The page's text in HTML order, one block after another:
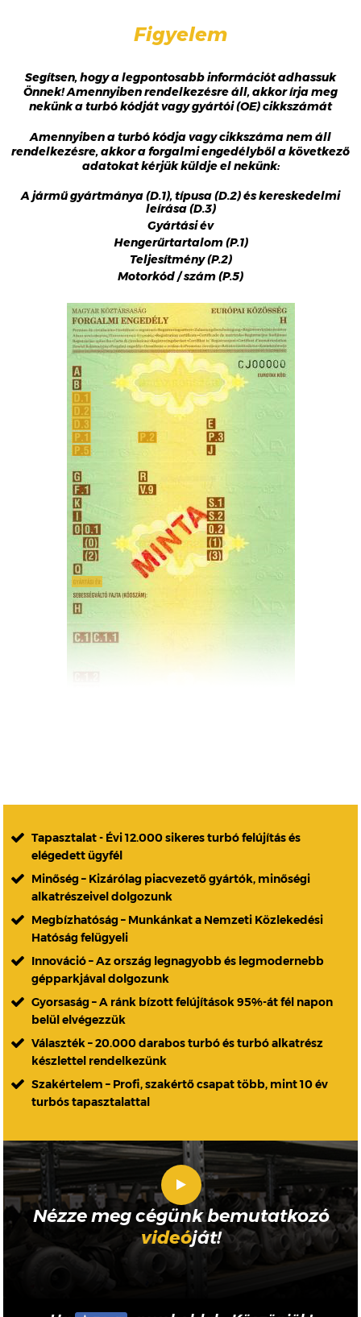
Figyelem
Segítsen, hogy a legpontosabb információt adhassuk
Önnek! Amennyiben rendelkezésre áll, akkor írja meg
nekünk a turbó kódját vagy gyártói (OE) cikkszámát
Amennyiben a turbó kódja vagy cikkszáma nem áll
rendelkezésre, akkor a forgalmi engedélyből a következő
adatokat kérjük küldje el nekünk:
A jármű gyártmánya (D.1), típusa (D.2) és kereskedelmi
leírása (D.3)
Gyártási év
Hengerűrtartalom (P.1)
Teljesítmény (P.2)
Motorkód / szám (P.5)
Tapasztalat - Évi 12.000 sikeres turbó felújítás és
elégedett ügyfél
Minőség – Kizárólag piacvezető gyártók, minőségi
alkatrészeivel dolgozunk
Megbízhatóság – Munkánkat a Nemzeti Közlekedési
Hatóság felügyeli
Innováció – Az ország legnagyobb és legmodernebb
gépparkjával dolgozunk
Gyorsaság – A ránk bízott felújítások 95%-át fél napon
belül elvégezzük
Választék – 20.000 darabos turbó és turbó alkatrész
készlettel rendelkezünk
Szakértelem – Profi, szakértő csapat több, mint 10 év
turbós tapasztalattal
Nézze meg cégünk bemutatkozó
videóját!